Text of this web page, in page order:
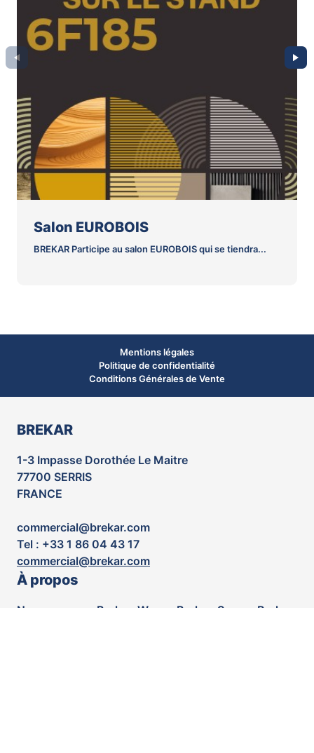
Salon EUROBOIS
BREKAR Participe au salon EUROBOIS qui se tiendra...
Mentions légales
Politique de confidentialité
Conditions Générales de Vente
BREKAR
1-3 Impasse Dorothée Le Maitre
77700 SERRIS
FRANCE
commercial@brekar.com
Tel : +33 1 86 04 43 17
commercial@brekar.com
À propos
Nous sommes Brekar. We are Brekar. Somos Brekar.